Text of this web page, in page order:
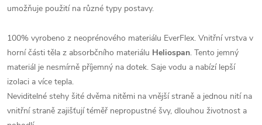
umožňuje použití na různé typy postavy.
100% vyrobeno z neoprénového materiálu EverFlex. Vnitřní vrstva v
horní části těla z absorbčního materiálu Heliospan. Tento jemný
materiál je nesmírně příjemný na dotek. Saje vodu a nabízí lepší
izolaci a více tepla.
Neviditelné stehy šité dvěma nitěmi na vnější straně a jednou nití na
vnitřní straně zajišťují téměř nepropustné švy, dlouhou životnost a